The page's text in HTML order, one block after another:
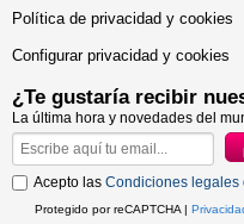
Política de privacidad y cookies
Configurar privacidad y cookies
¿Te gustaría recibir
La última hora y novedades del
Acepto las Condiciones legales
Protegido por reCAPTCHA |